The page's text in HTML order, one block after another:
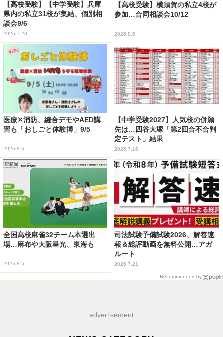
【高校受験】【中学受験】兵庫
県内の私立31校が集結、個別相
談会9/6
2026.7.28
【高校受験】横須賀の私立4校が
参加…合同相談会10/12
2026.8.5
医療✕消防、縫合デモやAED講
習も「おしごと体験博」9/5
2026.8.6
【中学受験2027】人気校の併願
先は…四谷大塚「第2回合不合判
定テスト」結果
2026.7.16
全国高校麻雀32チーム本選出
場…麻布や大阪星光、東海も
2026.8.5
司法試験予備試験2026、解答速
報＆総評動画を無料公開…アガ
ルート
2026.7.21
Recommended by
advertisement